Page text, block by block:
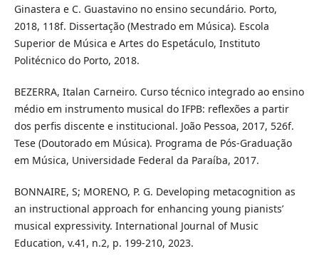
Ginastera e C. Guastavino no ensino secundário. Porto,
2018, 118f. Dissertação (Mestrado em Música). Escola
Superior de Música e Artes do Espetáculo, Instituto
Politécnico do Porto, 2018.
BEZERRA, Italan Carneiro. Curso técnico integrado ao ensino
médio em instrumento musical do IFPB: reflexões a partir
dos perfis discente e institucional. João Pessoa, 2017, 526f.
Tese (Doutorado em Música). Programa de Pós-Graduação
em Música, Universidade Federal da Paraíba, 2017.
BONNAIRE, S; MORENO, P. G. Developing metacognition as
an instructional approach for enhancing young pianists’
musical expressivity. International Journal of Music
Education, v.41, n.2, p. 199-210, 2023.